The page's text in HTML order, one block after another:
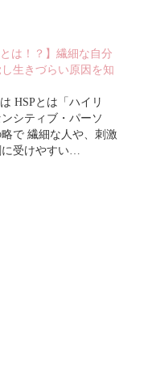
とは！？】繊細な自分
し生きづらい原因を知
HSPとは「ハイリ
シティブ・パーソ
略で 繊細な人や、刺激
受けやすい…